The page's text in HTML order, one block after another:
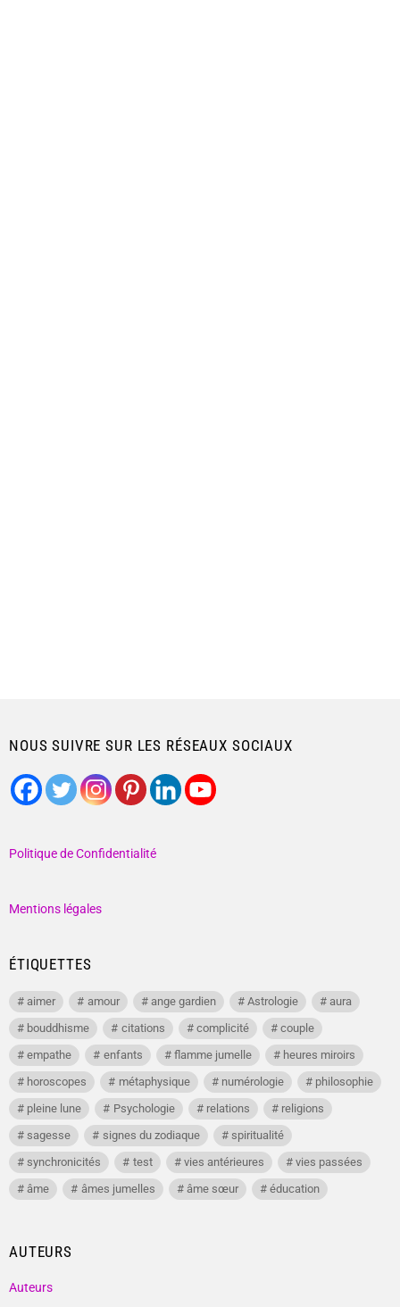
NOUS SUIVRE SUR LES RÉSEAUX SOCIAUX
Politique de Confidentialité
Mentions légales
ÉTIQUETTES
aimer amour ange gardien Astrologie
aura
bouddhisme
citations complicité
couple
empathe
enfants flamme jumelle
heures miroirs
horoscopes
métaphysique numérologie
philosophie
pleine lune
Psychologie relations
religions
sagesse
signes du zodiaque
spiritualité
synchronicités
test vies antérieures
vies passées
âme
âmes jumelles âme sœur éducation
AUTEURS
Auteurs